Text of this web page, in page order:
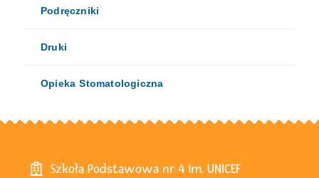
Podręczniki
Druki
Opieka Stomatologiczna
Szkoła Podstawowa nr 4 im. UNICEF